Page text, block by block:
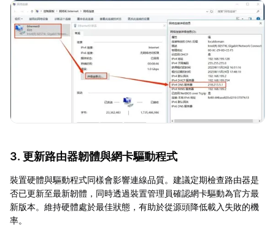
3. 更新路由器韌體與網卡驅動程式
裝置硬體與驅動程式同樣會影響連線品質。建議定期檢查路由器是
否已更新至最新韌體，同時透過裝置管理員確認網卡驅動為官方最
新版本。維持硬體處於最佳狀態，有助於從源頭降低載入失敗的機
率。